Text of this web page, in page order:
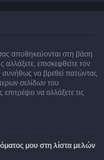
αποθηκεύονται στη βάση
επισκεφθείτε τον
να βρεθεί πατώντας
σελίδων του
να αλλάξετε τις
μου στη λίστα μελών